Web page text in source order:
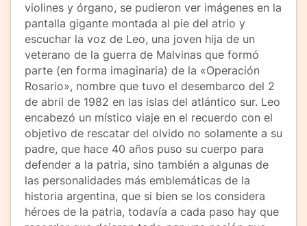
violines y órgano, se pudieron ver imágenes en la
pantalla gigante montada al pie del atrio y
escuchar la voz de Leo, una joven hija de un
veterano de la guerra de Malvinas que formó
parte (en forma imaginaria) de la «Operación
Rosario», nombre que tuvo el desembarco del 2
de abril de 1982 en las islas del atlántico sur. Leo
encabezó un místico viaje en el recuerdo con el
objetivo de rescatar del olvido no solamente a su
padre, que hace 40 años puso su cuerpo para
defender a la patria, sino también a algunas de
las personalidades más emblemáticas de la
historia argentina, que si bien se los considera
héroes de la patria, todavía a cada paso hay que